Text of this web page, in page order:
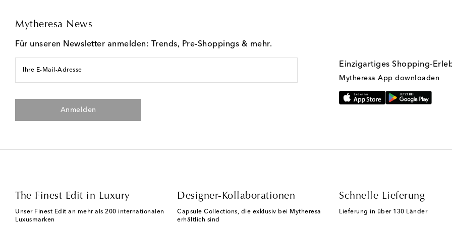
Mytheresa News
Für unseren Newsletter anmelden: Trends, Pre-Shoppings & mehr.
Ihre E-Mail-Adresse
Anmelden
Einzigartiges Shopping-
Mytheresa App downloaden
The Finest Edit in Luxury
Unser Finest Edit an mehr als 200 internationalen
Luxusmarken
Designer-Kollaborationen
Capsule Collections, die exklusiv bei Mytheresa
erhältlich sind
Schnelle Lieferung
Lieferung in über 130 Länder